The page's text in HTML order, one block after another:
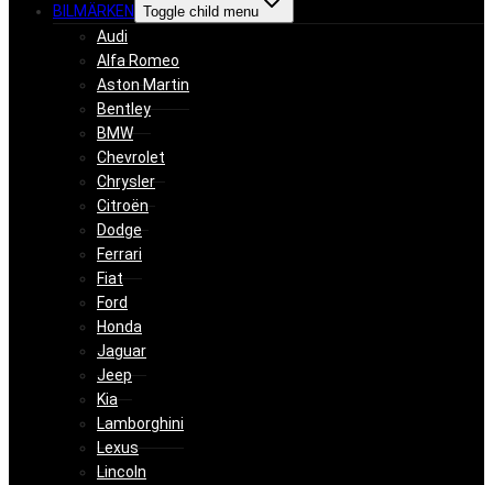
BILMÄRKEN Toggle child menu
Audi
Alfa Romeo
Aston Martin
Bentley
BMW
Chevrolet
Chrysler
Citroën
Dodge
Ferrari
Fiat
Ford
Honda
Jaguar
Jeep
Kia
Lamborghini
Lexus
Lincoln